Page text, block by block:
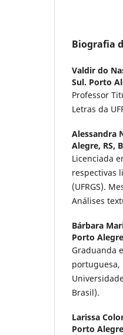
Biografia
Valdir do
Sul. Porto
Professor
Letras da
Alessandra
Alegre, RS,
Licenciada
respectivas
(UFRGS).
Análises
Bárbara
Porto
Graduanda
Brasil).
Larissa
Porto